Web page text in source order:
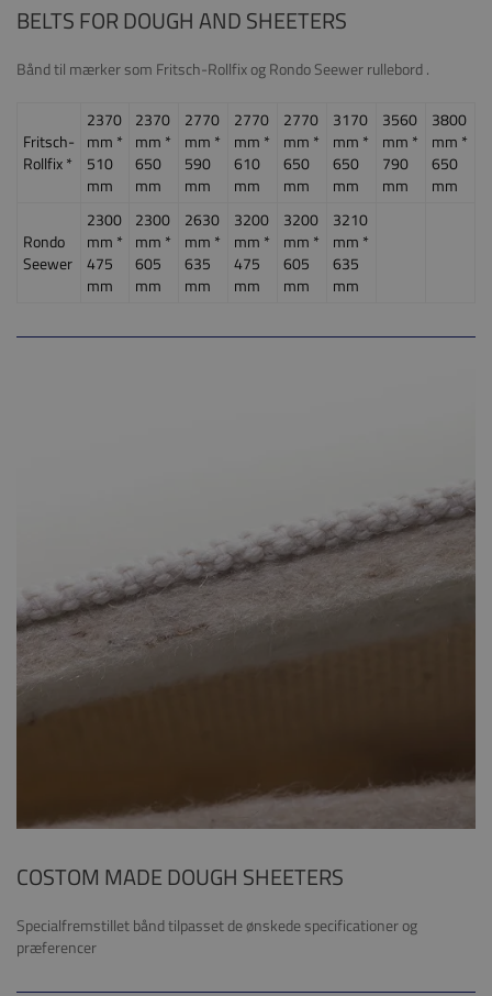
BELTS FOR DOUGH AND SHEETERS
Bånd til mærker som Fritsch-Rollfix og Rondo Seewer rullebord .
Fritsch-
Rollfix *
2370
mm *
510
mm
2370
mm *
650
mm
2770
mm *
590
mm
2770
mm *
610
mm
2770
mm *
650
mm
3170
mm *
650
mm
3560
mm *
790
mm
3800
mm *
650
mm
Rondo
Seewer
2300
mm *
475
mm
2300
mm *
605
mm
2630
mm *
635
mm
3200
mm *
475
mm
3200
mm *
605
mm
3210
mm *
635
mm
COSTOM MADE DOUGH SHEETERS
Specialfremstillet bånd tilpasset de ønskede specificationer og
præferencer